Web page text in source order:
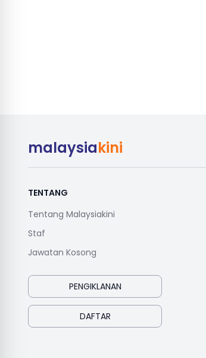
malaysiakini
TENTANG
Tentang Malaysiakini
Staf
Jawatan Kosong
PENGIKLANAN
DAFTAR